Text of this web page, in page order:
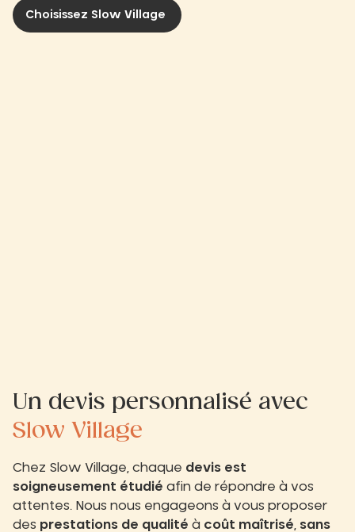
Choisissez Slow Village
Un devis personnalisé avec
Slow Village
Chez Slow Village, chaque devis est
soigneusement étudié afin de répondre à vos
attentes. Nous nous engageons à vous proposer
des prestations de qualité à coût maîtrisé sans